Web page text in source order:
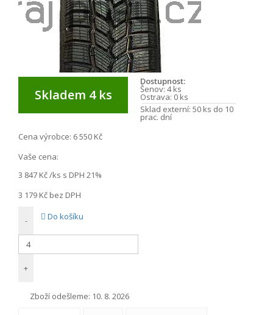
Skladem 4 ks
Dostupnost:
Šenov: 4 ks
Ostrava: 0 ks
Sklad externí: 50 ks do 10
prac. dní
Cena výrobce: 6 550 Kč
Vaše cena:
3 847 Kč/ks s DPH 21%
3 179 Kč bez DPH
-
+
Do košíku
Zboží odešleme: 10. 8. 2026